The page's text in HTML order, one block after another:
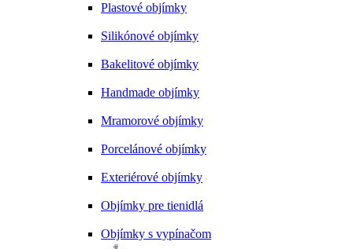
Plastové objímky
Silikónové objímky
Bakelitové objímky
Handmade objímky
Mramorové objímky
Porcelánové objímky
Exteriérové objímky
Objímky pre tienidlá
Objímky s vypínačom